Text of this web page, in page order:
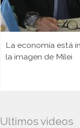
La economía está
la imagen de Milei
Ultimos videos